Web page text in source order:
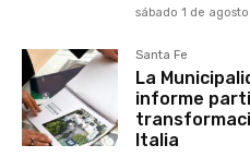
sábado 1 de
Santa Fe
La
informe
Italia